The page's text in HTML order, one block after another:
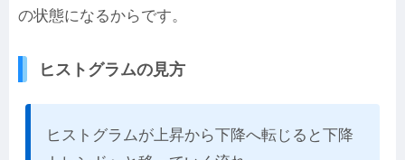
の状態になるからです。
ヒストグラムの見方
ヒストグラムが上昇から下降へ転じると下降